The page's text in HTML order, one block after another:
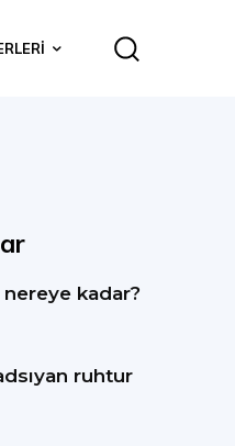
kadar?
ruhtur